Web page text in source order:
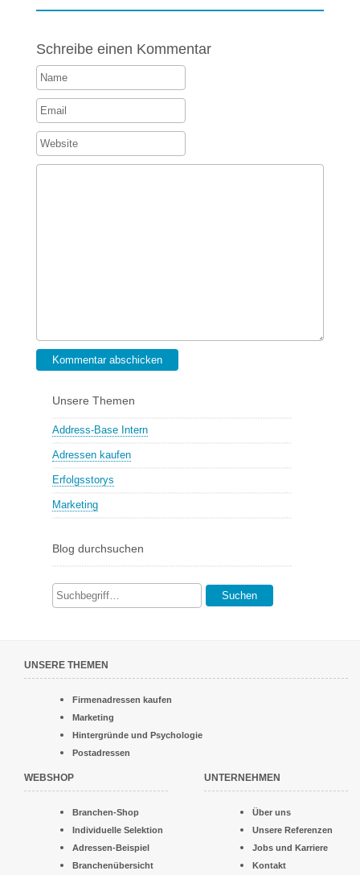
Schreibe einen Kommentar
Kommentar abschicken
Unsere Themen
Address-Base Intern
Adressen kaufen
Erfolgsstorys
Marketing
Blog durchsuchen
Suchen
UNSERE THEMEN
Firmenadressen kaufen
Marketing
Hintergründe und Psychologie
Postadressen
WEBSHOP
Branchen-Shop
Individuelle Selektion
Adressen-Beispiel
Branchenübersicht
UNTERNEHMEN
Über uns
Unsere Referenzen
Jobs und Karriere
Kontakt